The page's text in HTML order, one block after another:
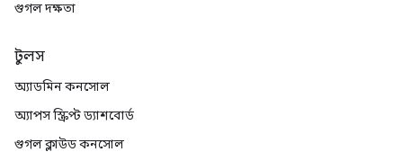
গুগল দক্ষতা
টুলস
অ্যাডমিন কনসোল
অ্যাপস স্ক্রিপ্ট ড্যাশবোর্ড
গুগল ক্লাউড কনসোল